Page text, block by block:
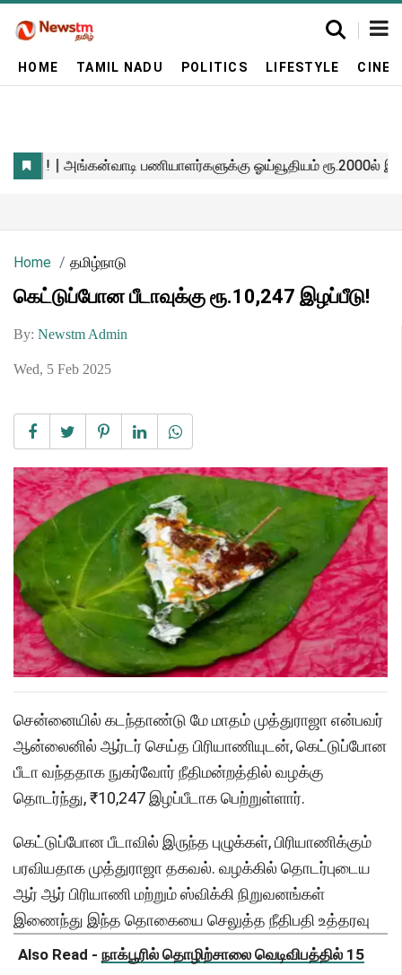
HOME TAMIL NADU POLITICS LIFESTYLE
Home தமிழ்நாடு
கெட்டுப்போன பீடாவுக்கு ரூ.10,247 இழப்பீடு!
By: Newstm Admin
Wed, 5 Feb 2025
சென்னையில் கடந்தாண்டு மே மாதம் முத்துராஜா என்பவர்
ஆன்லைனில் ஆர்டர் செய்த பிரியாணியுடன், கெட்டுப்போன
பீடா வந்ததாக நுகர்வோர் நீதிமன்றத்தில் வழக்கு
தொடர்ந்து, ₹10,247 இழப்பீடாக பெற்றுள்ளார்.
கெட்டுப்போன பீடாவில் இருந்த புழுக்கள், பிரியாணிக்கும்
பரவியதாக முத்துராஜா தகவல். வழக்கில் தொடர்புடைய
ஆர் ஆர் பிரியாணி மற்றும் ஸ்விக்கி நிறுவனங்கள்
இணைந்து இந்த தொகையை செலுத்த நீதிபதி உத்தரவு
Also Read - நாக்பூரில் தொழிற்சாலை வெடிவிபத்தில் 15